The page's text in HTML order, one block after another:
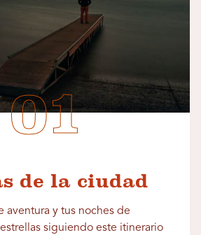
de la ciudad
aventura y tus noches de
siguiendo este itinerario